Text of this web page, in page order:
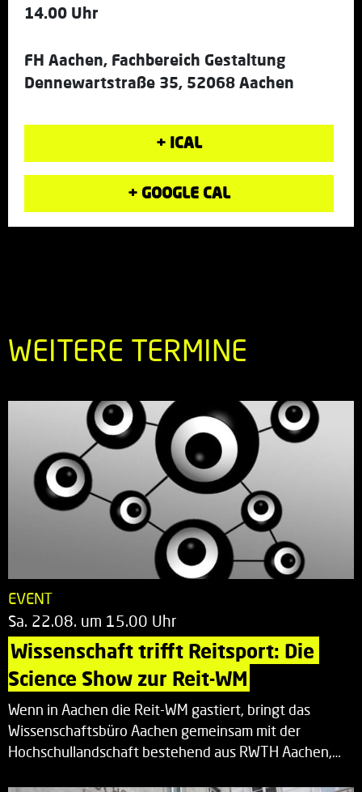
14.00 Uhr
FH Aachen, Fachbereich Gestaltung
Dennewartstraße 35, 52068 Aachen
+ ICAL
+ GOOGLE CAL
WEITERE TERMINE
EVENT
Sa. 22.08. um 15.00 Uhr
Wissenschaft trifft Reitsport: Die
Science Show zur Reit-WM
Wenn in Aachen die Reit-WM gastiert, bringt das
Wissenschaftsbüro Aachen gemeinsam mit der
Hochschullandschaft bestehend aus RWTH Aachen,…